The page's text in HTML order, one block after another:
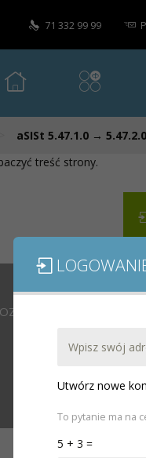
71 332 99 99
aSISt 5.47.1.0 → 5.47.2.0
treść strony.
Utwórz nowe
To pytanie ma na
5 + 3 =